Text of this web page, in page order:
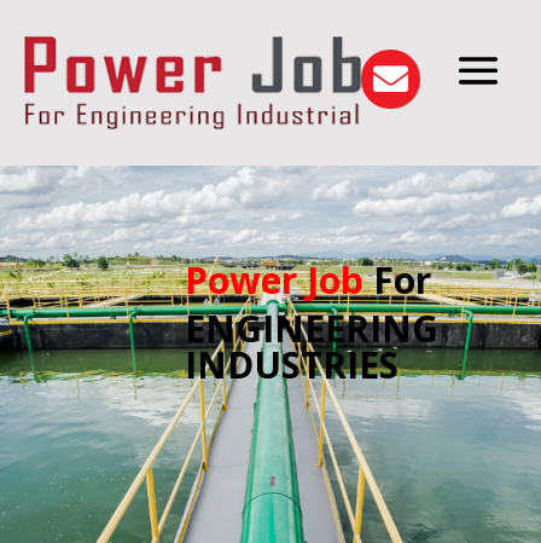

Power JobFor
ENGINEERING
INDUSTRIES